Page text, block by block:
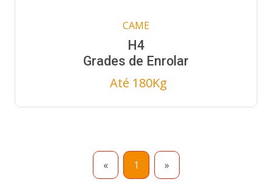
CAME
H4
Grades de Enrolar
Até 180Kg
« 1 »